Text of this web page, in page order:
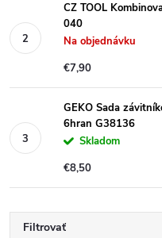
CZ TOOL
040
Na objednávku
€7,90
GEKO Sada
6hran G38136
Skladom
€8,50
Filtrovať